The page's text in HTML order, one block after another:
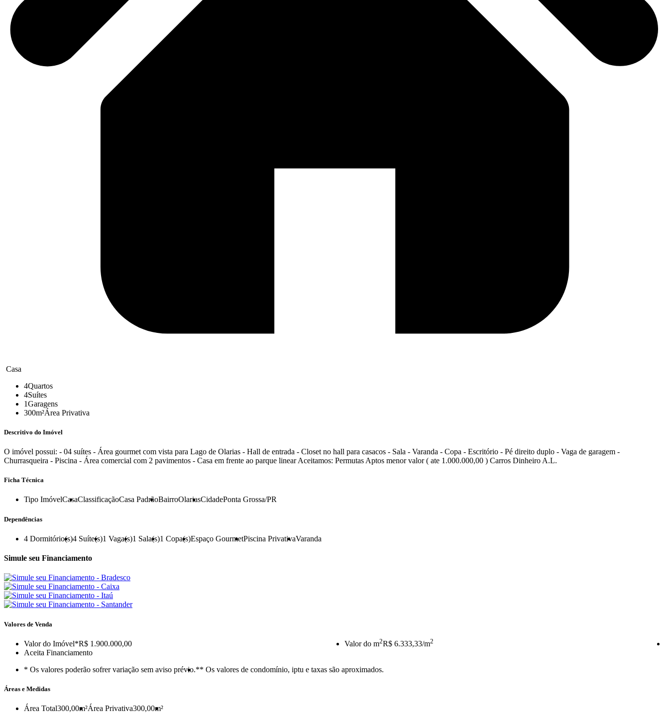
Casa
4Quartos
4Suítes
1Garagens
300m²Área Privativa
Descritivo do Imóvel
O imóvel possui: - 04 suítes - Área gourmet com vista para Lago de Olarias - Hall de entrada - Closet no hall para casacos - Sala - Varanda - Copa - Escritório - Pé direito duplo - Vaga de garagem -
Churrasqueira - Piscina - Área comercial com 2 pavimentos - Casa em frente ao parque linear Aceitamos: Permutas Aptos menor valor ( ate 1.000.000,00 ) Carros Dinheiro A.L.
Ficha Técnica
Tipo ImóvelCasaClassificaçãoCasa PadrãoBairroOlariasCidadePonta Grossa/PR
Dependências
4 Dormitório(s)4 Suíte(s)1 Vaga(s)1 Sala(s)1 Copa(s)Espaço GourmetPiscina PrivativaVaranda
Simule seu Financiamento
Valores de Venda
Valor do Imóvel*R$ 1.900.000,00 Valor do m2R$ 6.333,33/m2
Aceita Financiamento
* Os valores poderão sofrer variação sem aviso prévio.** Os valores de condomínio, iptu e taxas são aproximados.
Áreas e Medidas
Área Total300,00m²Área Privativa300,00m²